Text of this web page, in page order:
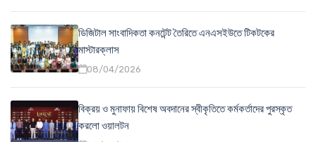
ডিজিটাল সাংবাদিকতা কনটেন্ট তৈরিতে এনএসইউতে টিকটকের
মাস্টারক্লাস
08/04/2026
বিক্রয় ও মুনাফায় বিশেষ অবদানের স্বীকৃতিতে কর্মকর্তাদের পুরস্কৃত
করলো ওয়ালটন